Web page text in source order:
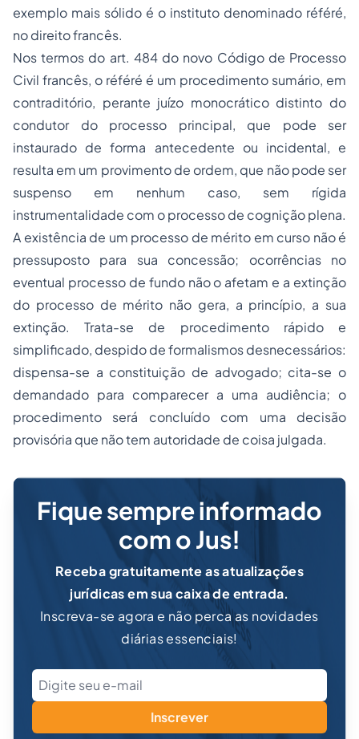
exemplo mais sólido é o instituto denominado référé,
no direito francês.
Nos termos do art. 484 do novo Código de Processo
Civil francês, o référé é um procedimento sumário, em
contraditório, perante juízo monocrático distinto do
condutor do processo principal, que pode ser
instaurado de forma antecedente ou incidental, e
resulta em um provimento de ordem, que não pode ser
suspenso em nenhum caso, sem rígida
instrumentalidade com o processo de cognição plena.
A existência de um processo de mérito em curso não é
pressuposto para sua concessão; ocorrências no
eventual processo de fundo não o afetam e a extinção
do processo de mérito não gera, a princípio, a sua
extinção. Trata-se de procedimento rápido e
simplificado, despido de formalismos desnecessários:
dispensa-se a constituição de advogado; cita-se o
demandado para comparecer a uma audiência; o
procedimento será concluído com uma decisão
provisória que não tem autoridade de coisa julgada.
Fique sempre informado
com o Jus!
Receba gratuitamente as atualizações
jurídicas em sua caixa de entrada.
Inscreva-se agora e não perca as novidades
diárias essenciais!
Inscrever